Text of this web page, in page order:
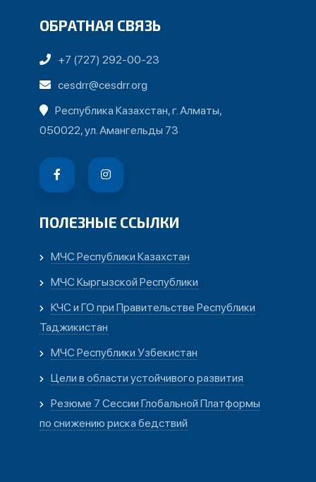
ОБРАТНАЯ СВЯЗЬ
+7 (727) 292-00-23
cesdrr@cesdrr.org
Республика Казахстан, г. Алматы,
050022, ул. Амангельды 73
ПОЛЕЗНЫЕ ССЫЛКИ
МЧС Республики Казахстан
МЧС Кыргызской Республики
КЧС и ГО при Правительстве Республики
Таджикистан
МЧС Республики Узбекистан
Цели в области устойчивого развития
Резюме 7 Сессии Глобальной Платформы
по снижению риска бедствий